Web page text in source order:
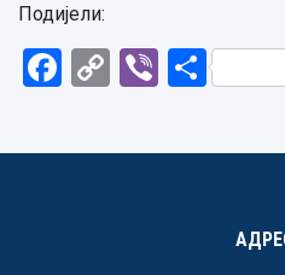
Подијели:
Facebook
CopyViber